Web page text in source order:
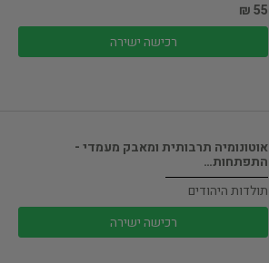
55 ₪
רכישה ישירה
אוטונומיה תרבותית ומאבק מעמדי -
התפתחות…
תולדות היהודים
רכישה ישירה